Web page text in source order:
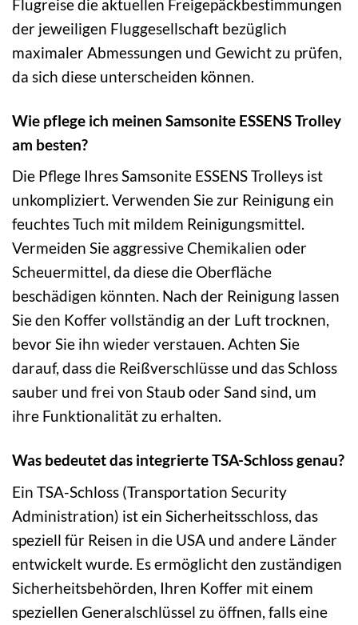
Flugreise die aktuellen Freigepäckbestimmungen
der jeweiligen Fluggesellschaft bezüglich
maximaler Abmessungen und Gewicht zu prüfen,
da sich diese unterscheiden können.
Wie pflege ich meinen Samsonite ESSENS Trolley
am besten?
Die Pflege Ihres Samsonite ESSENS Trolleys ist
unkompliziert. Verwenden Sie zur Reinigung ein
feuchtes Tuch mit mildem Reinigungsmittel.
Vermeiden Sie aggressive Chemikalien oder
Scheuermittel, da diese die Oberfläche
beschädigen könnten. Nach der Reinigung lassen
Sie den Koffer vollständig an der Luft trocknen,
bevor Sie ihn wieder verstauen. Achten Sie
darauf, dass die Reißverschlüsse und das Schloss
sauber und frei von Staub oder Sand sind, um
ihre Funktionalität zu erhalten.
Was bedeutet das integrierte TSA-Schloss genau?
Ein TSA-Schloss (Transportation Security
Administration) ist ein Sicherheitsschloss, das
speziell für Reisen in die USA und andere Länder
entwickelt wurde. Es ermöglicht den zuständigen
Sicherheitsbehörden, Ihren Koffer mit einem
speziellen Generalschlüssel zu öffnen, falls eine